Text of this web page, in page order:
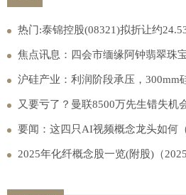
热门:泰锦控股(08321)拟折让约
1.3亿股 净筹约5600万港元
焦点讯息：四会市缅缘阿钟翡翠珠
册资本0.1万人民币
沪硅产业：利润阶段承压，300mm
又要亏了？曼联8500万先生错失机
伊伦德 即时看
要闻：这四只AI视频概念龙头如何（
2025年化纤概念股一览(附股)（